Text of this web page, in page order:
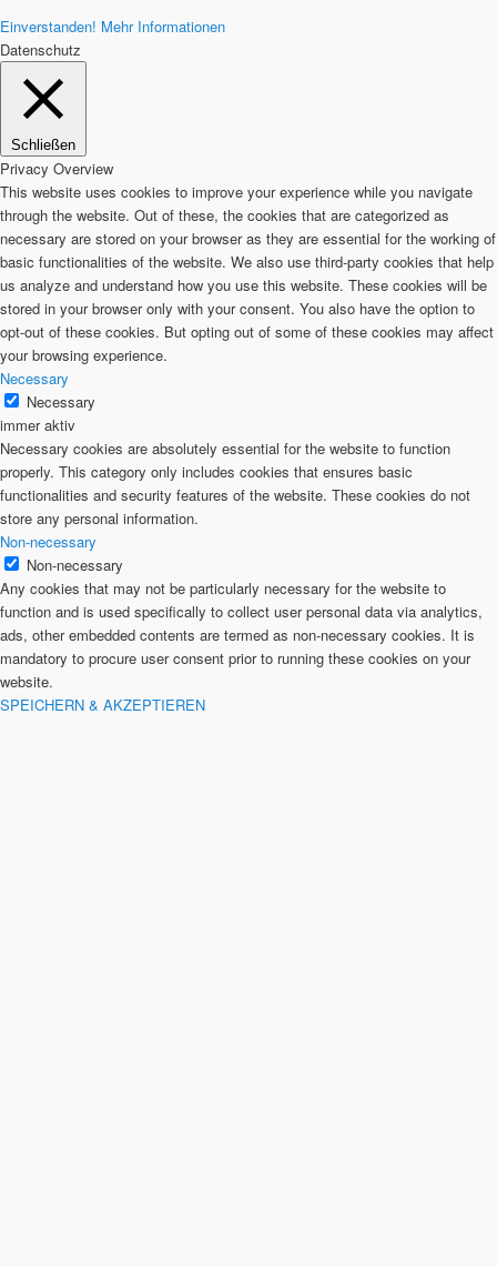
Einverstanden! Mehr Informationen
Datenschutz
Schließen
Privacy Overview
This website uses cookies to improve your experience while you navigate
through the website. Out of these, the cookies that are categorized as
necessary are stored on your browser as they are essential for the working of
basic functionalities of the website. We also use third-party cookies that help
us analyze and understand how you use this website. These cookies will be
stored in your browser only with your consent. You also have the option to
opt-out of these cookies. But opting out of some of these cookies may affect
your browsing experience.
Necessary
Necessary
immer aktiv
Necessary cookies are absolutely essential for the website to function
properly. This category only includes cookies that ensures basic
functionalities and security features of the website. These cookies do not
store any personal information.
Non-necessary
Non-necessary
Any cookies that may not be particularly necessary for the website to
function and is used specifically to collect user personal data via analytics,
ads, other embedded contents are termed as non-necessary cookies. It is
mandatory to procure user consent prior to running these cookies on your
website.
SPEICHERN & AKZEPTIEREN